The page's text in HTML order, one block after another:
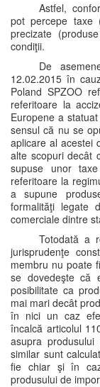
Astfel,
pot percepe taxe
precizate
condiţii.
De
12.02.2015 în
Poland SPZOO
referitoare la
Europene a
sensul că nu se
aplicare al acestei
alte scopuri decât
supuse unor
referitoare la
a supune
formalităţi legate
comerciale dintre
Totodată a
jurisprudenţe
membru nu poate
se dovedeşte că
posibilitate ca
mai mari decât
în nici un caz
încalcă articolul
asupra
similar sunt
fie chiar şi în
produsului de